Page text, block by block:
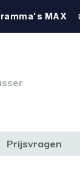
MAX
Prijsvragen